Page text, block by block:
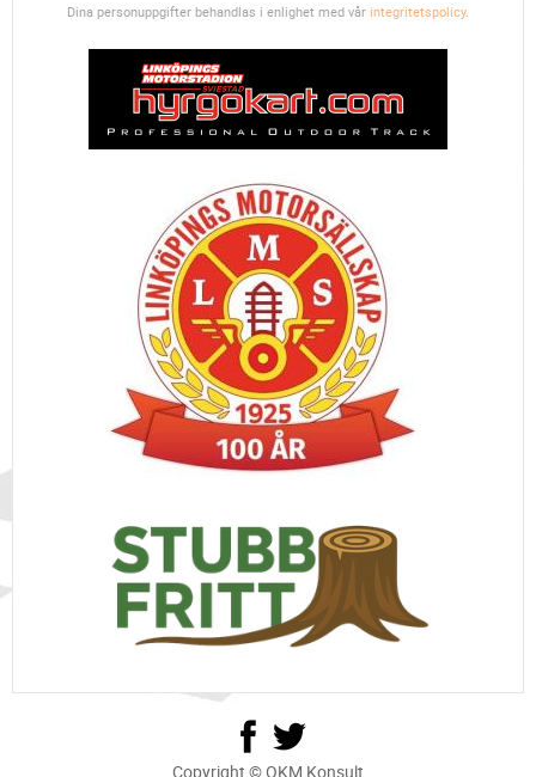
Dina personuppgifter behandlas i enlighet med vår integritetspolicy.
Copyright © OKM Konsult